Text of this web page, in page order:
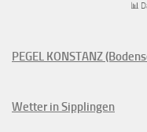
📊
PEGEL KONSTANZ
Wetter in Sipplingen